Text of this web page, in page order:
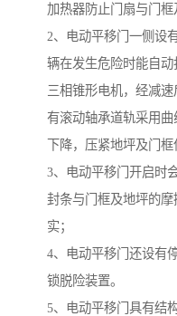
加热器防止门扇与门框
2、电动平移门一侧设
辆在发生危险时能自
三相锥形电机，经减
有滚动轴承道轨采用
下降，压紧地坪及门
3、电动平移门开启时
封条与门框及地坪的
实；
4、电动平移门还设有
锁脱险装置。
5、电动平移门具有结